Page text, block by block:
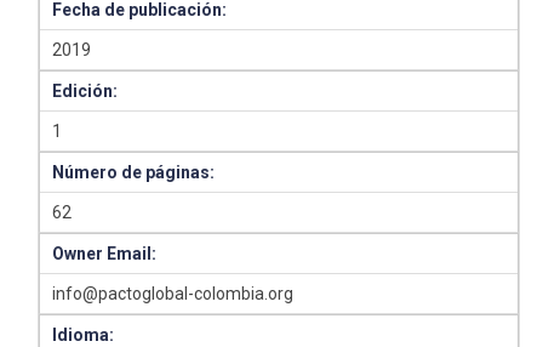
Fecha de publicación:
2019
Edición:
1
Número de páginas:
62
Owner Email:
info@pactoglobal-colombia.org
Idioma: